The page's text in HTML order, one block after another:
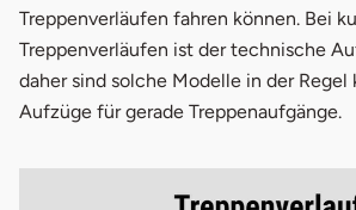
Treppenverläufen fahren können. Bei
Treppenverläufen ist der technische
daher sind solche Modelle in der Regel
Aufzüge für gerade Treppenaufgänge.